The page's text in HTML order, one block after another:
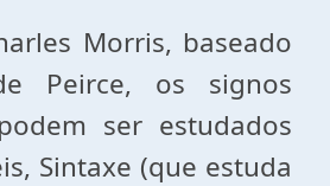
Morris, baseado
Peirce, os signos
ser estudados
Sintaxe (que estuda